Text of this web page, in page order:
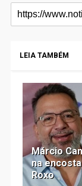
LEIA TAMBÉM
Márcio
na
Roxo